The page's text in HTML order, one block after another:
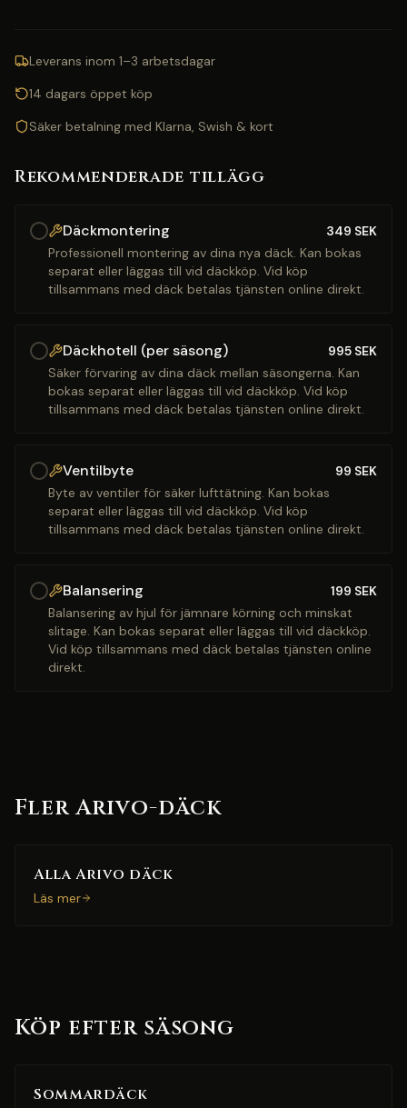
Leverans inom 1–3 arbetsdagar
14 dagars öppet köp
Säker betalning med Klarna, Swish & kort
Rekommenderade tillägg
Däckmontering 349 SEK
Professionell montering av dina nya däck. Kan bokas
separat eller läggas till vid däckköp. Vid köp
tillsammans med däck betalas tjänsten online direkt.
Däckhotell (per säsong) 995 SEK
Säker förvaring av dina däck mellan säsongerna. Kan
bokas separat eller läggas till vid däckköp. Vid köp
tillsammans med däck betalas tjänsten online direkt.
Ventilbyte 99 SEK
Byte av ventiler för säker lufttätning. Kan bokas
separat eller läggas till vid däckköp. Vid köp
tillsammans med däck betalas tjänsten online direkt.
Balansering 199 SEK
Balansering av hjul för jämnare körning och minskat
slitage. Kan bokas separat eller läggas till vid däckköp.
Vid köp tillsammans med däck betalas tjänsten online
direkt.
Fler Arivo-däck
Alla Arivo däck
Läs mer
Köp efter säsong
Sommardäck